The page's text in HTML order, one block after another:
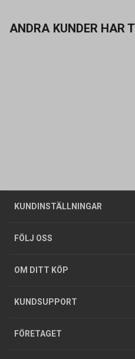
ANDRA KUNDER HAR
KUNDINSTÄLLNINGAR
Företagskund / Privatkund
FÖLJ OSS
OM DITT KÖP
Allmänna försäljningsvillkor
Integritetspolicy
GDPR
KUNDSUPPORT
Butiker
Foldrar och kataloger
Köpguider
Varumärken
FÖRETAGET
Om oss
Tjänster
Hållbarhet
Jobba hos oss
Press